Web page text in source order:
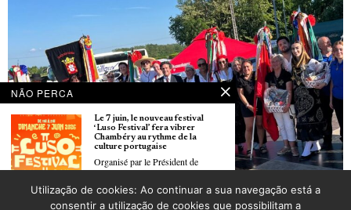
Festival de folclore português em Oberhausbergen organizado pela Associação
folclórica portuguesa “Saudades de Portugal” de Strasbourg
NÃO PERCA
Le 7 juin, le nouveau festival
‘Luso Festival’ fera vibrer
Chambéry au rythme de la
culture portugaise
Organisé par le Président de
l’Arena
Manuel do Nascimento
Utilização de cookies: Ao continuar a sua navegação está a
consentir a utilização de cookies que possibilitam a